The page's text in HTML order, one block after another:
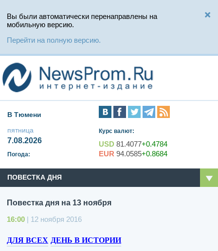
Вы были автоматически перенаправлены на
мобильную версию.
Перейти на полную версию.
В Тюмени
пятница
7.08.2026
Погода:
Курс валют:
USD 81.4077+0.4784
EUR 94.0585+0.8684
ПОВЕСТКА ДНЯ
Повестка дня на 13 ноября
16:00 | 12 ноября 2016
ДЛЯ ВСЕХ ДЕНЬ В ИСТОРИИ